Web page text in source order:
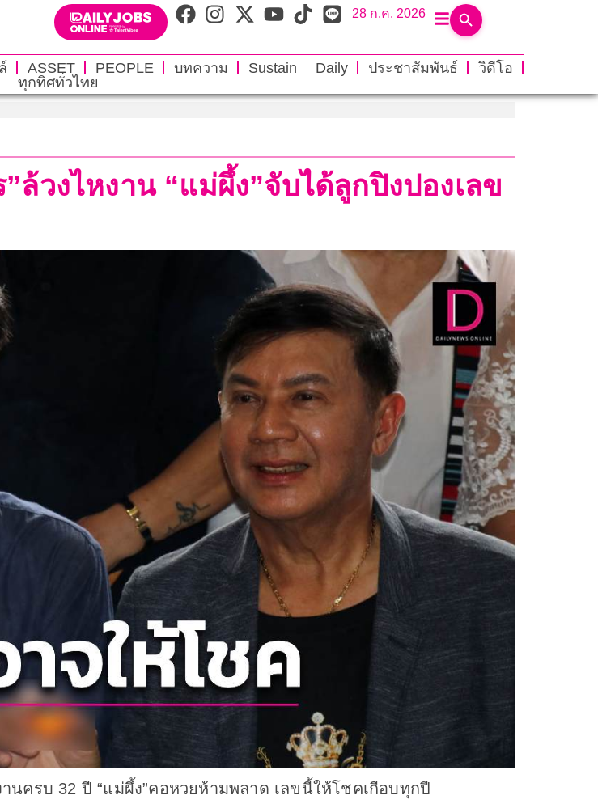
28 ก.ค. 2026
ASSET PEOPLE บทความ Sustain Daily ประชาสัมพันธ์
วิดีโอ
ทุกทิศทั่วไทย
ล้วงไหงาน “แม่ผึ้ง”จับได้ลูกปิงปองเลข
นครบ 32 ปี “แม่ผึ้ง”คอหวยห้ามพลาด เลขนี้ให้โชคเกือบทุกปี